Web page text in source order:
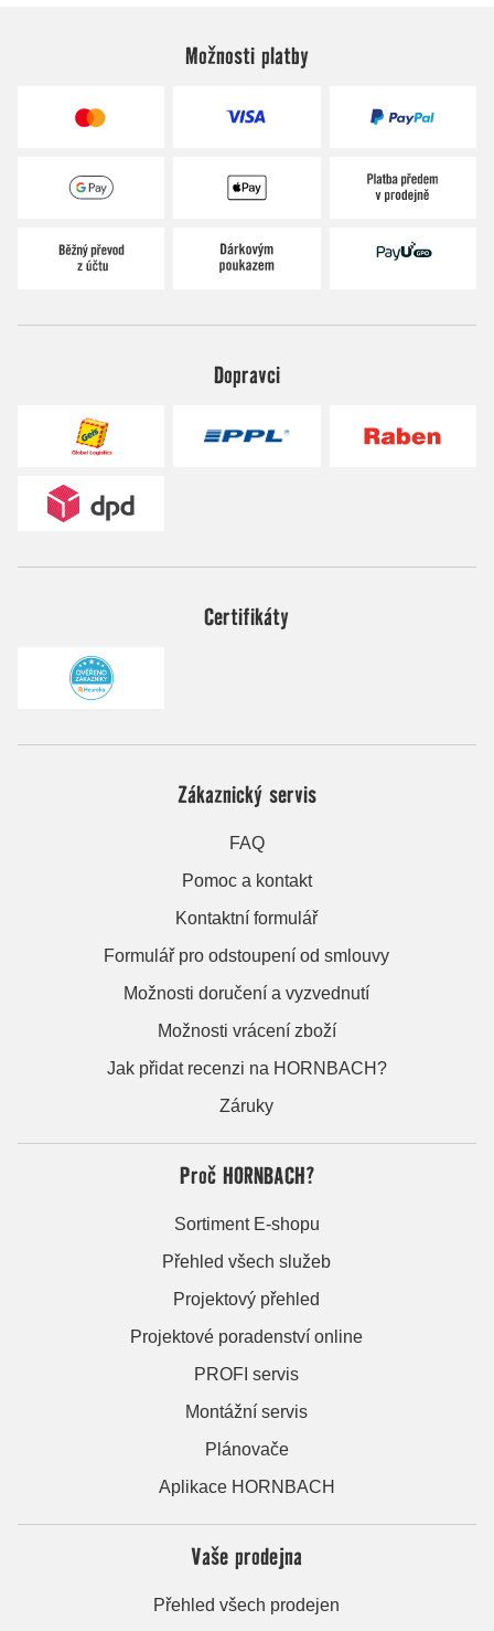
Možnosti platby
Dopravci
Certifikáty
Zákaznický servis
FAQ
Pomoc a kontakt
Kontaktní formulář
Formulář pro odstoupení od smlouvy
Možnosti doručení a vyzvednutí
Možnosti vrácení zboží
Jak přidat recenzi na HORNBACH?
Záruky
Proč HORNBACH?
Sortiment E-shopu
Přehled všech služeb
Projektový přehled
Projektové poradenství online
PROFI servis
Montážní servis
Plánovače
Aplikace HORNBACH
Vaše prodejna
Přehled všech prodejen